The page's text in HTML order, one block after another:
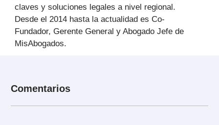
claves y soluciones legales a nivel regional.
Desde el 2014 hasta la actualidad es Co-
Fundador, Gerente General y Abogado Jefe de
MisAbogados.
Comentarios